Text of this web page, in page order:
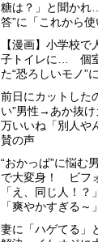
糖は？」と聞か
答”に「これから使
【漫画】小学校
子トイレに… 個
た“恐ろしいモノ”
前日にカットした
い”男性→あか抜
万いいね「別人や
賛の声
“おかっぱ”に悩む
で大変身！ ビフ
「え、同じ人！？
「爽やかすぎる～
妻に「ハゲてる